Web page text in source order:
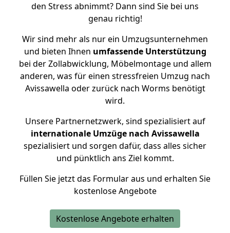
den Stress abnimmt? Dann sind Sie bei uns
genau richtig!
Wir sind mehr als nur ein Umzugsunternehmen
und bieten Ihnen umfassende Unterstützung
bei der Zollabwicklung, Möbelmontage und allem
anderen, was für einen stressfreien Umzug nach
Avissawella oder zurück nach Worms benötigt
wird.
Unsere Partnernetzwerk, sind spezialisiert auf
internationale Umzüge nach Avissawella
spezialisiert und sorgen dafür, dass alles sicher
und pünktlich ans Ziel kommt.
Füllen Sie jetzt das Formular aus und erhalten Sie
kostenlose Angebote
Kostenlose Angebote erhalten